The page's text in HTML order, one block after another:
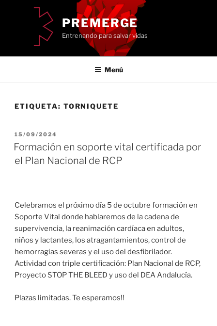
PREMERGE
Entrenando para salvar vidas
Menú
ETIQUETA: TORNIQUETE
PUBLICADO
EL
15/09/2024
Formación en soporte vital certificada por
el Plan Nacional de RCP
Celebramos el próximo día 5 de octubre formación en
Soporte Vital donde hablaremos de la cadena de
supervivencia, la reanimación cardíaca en adultos,
niños y lactantes, los atragantamientos, control de
hemorragias severas y el uso del desfibrilador.
Actividad con triple certificación: Plan Nacional de RCP,
Proyecto STOP THE BLEED y uso del DEA Andalucía.
Plazas limitadas. Te esperamos!!